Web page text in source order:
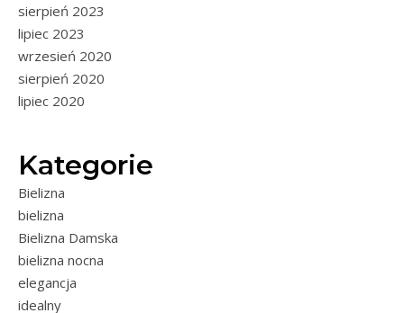
sierpień 2023
lipiec 2023
wrzesień 2020
sierpień 2020
lipiec 2020
Kategorie
Bielizna
bielizna
Bielizna Damska
bielizna nocna
elegancja
idealny